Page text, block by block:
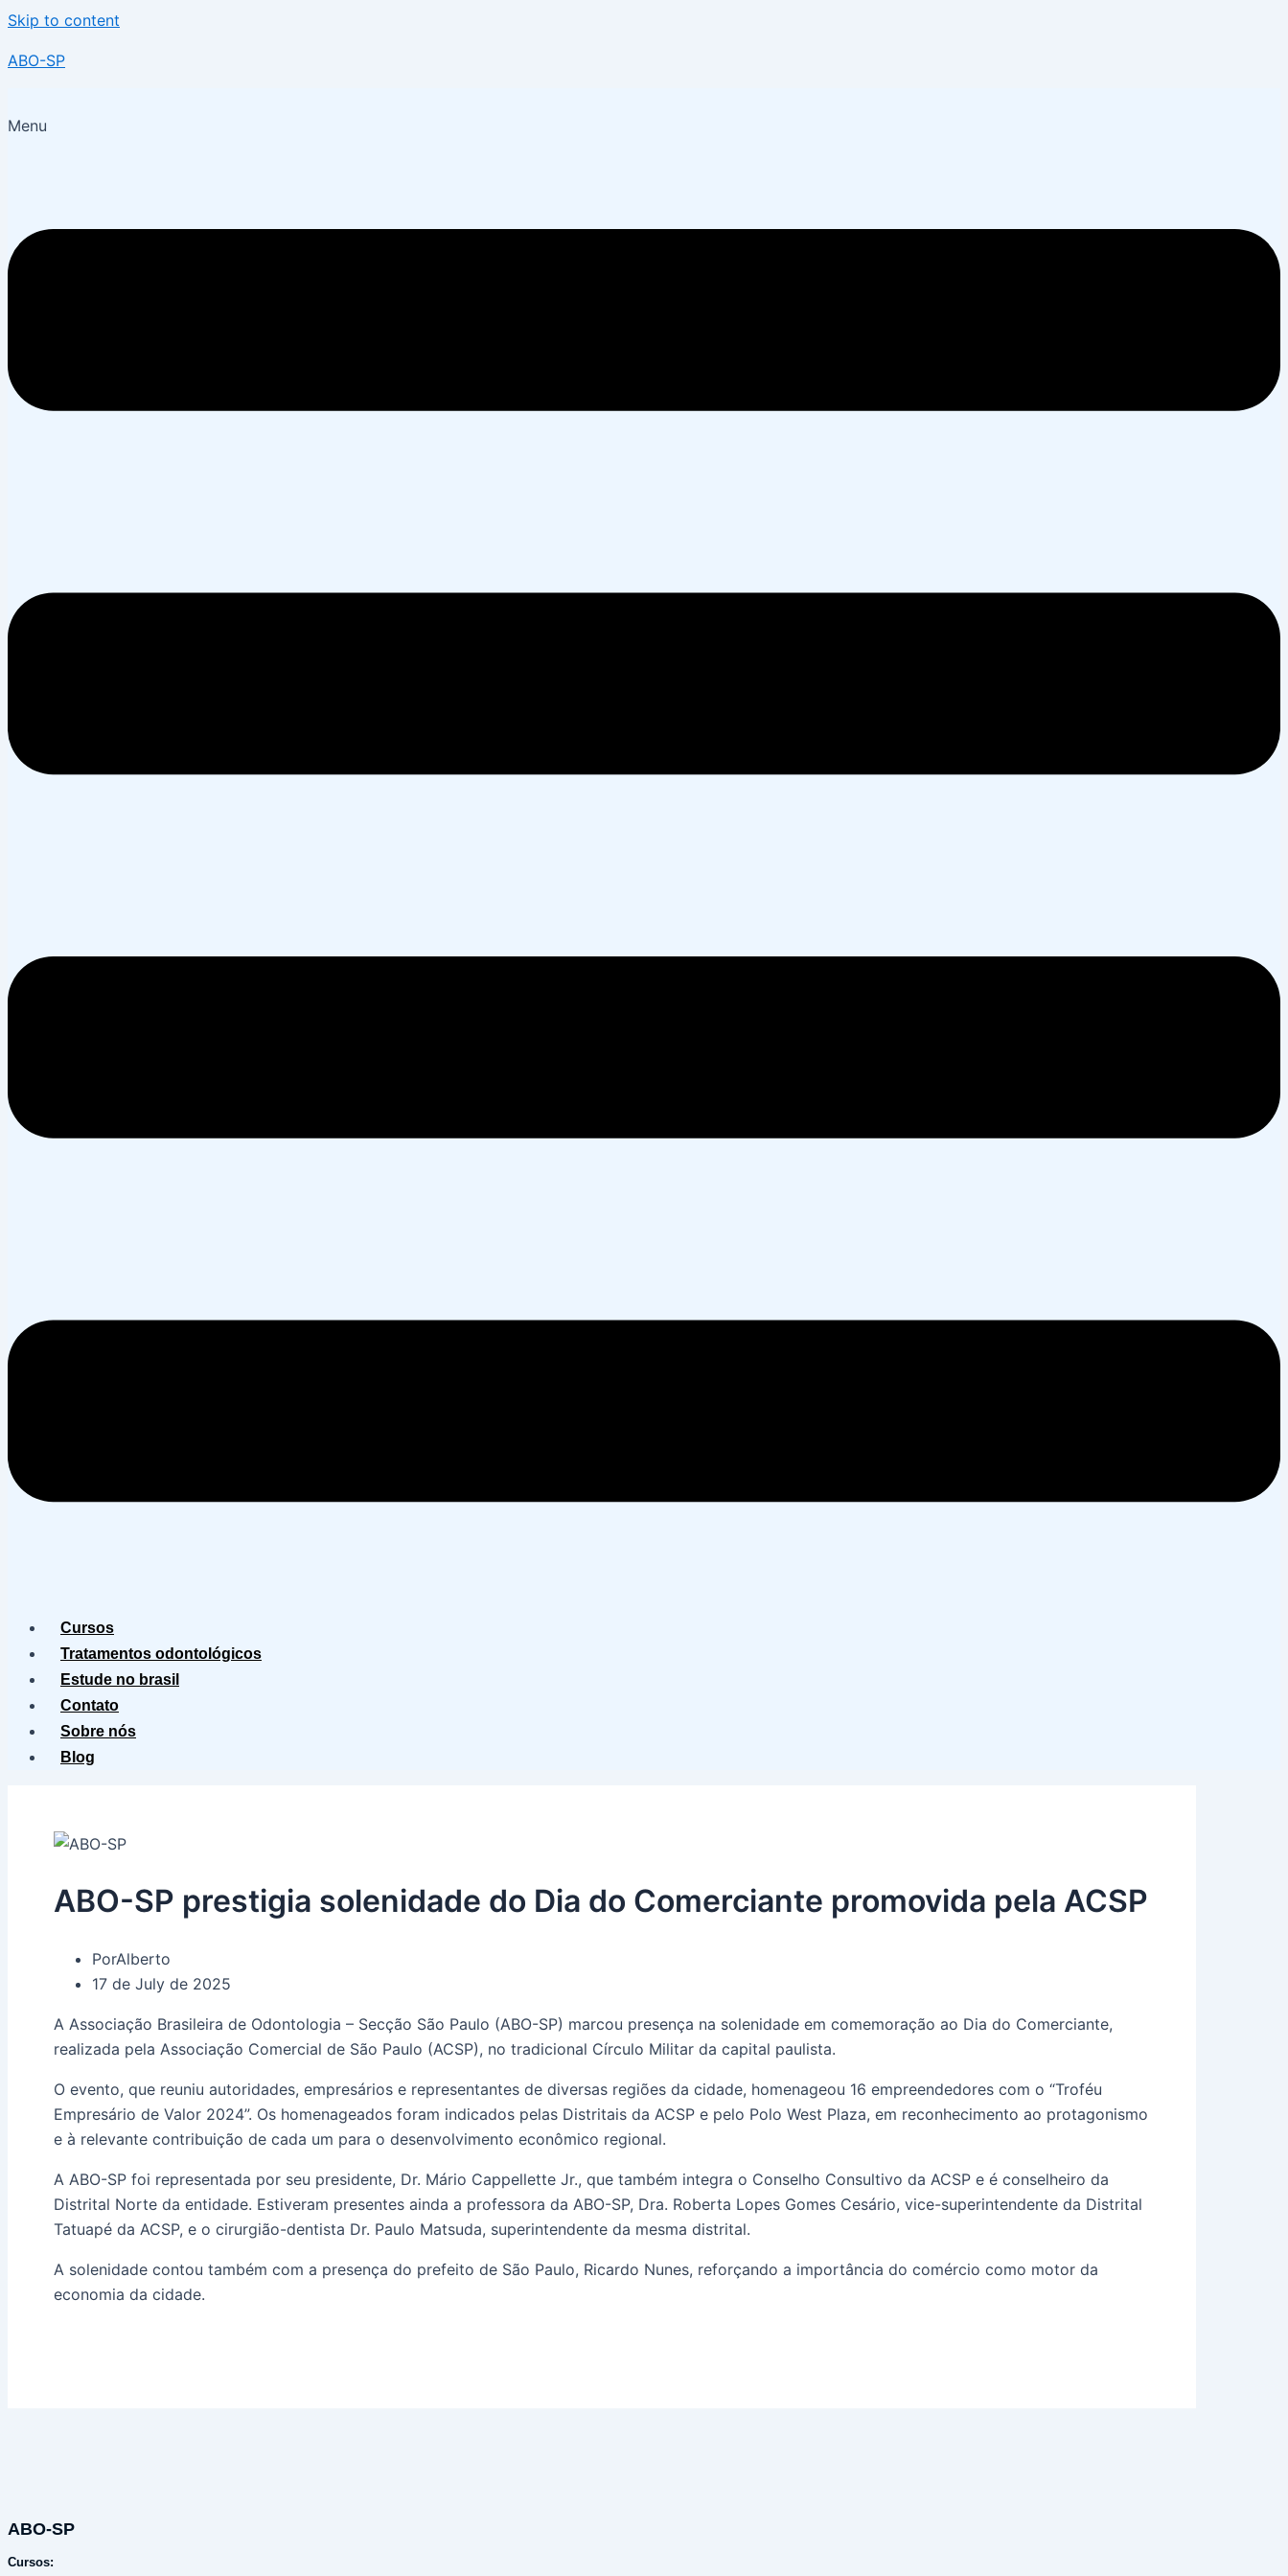
Skip to content
ABO-SP
Menu
Cursos
Tratamentos odontológicos
Estude no brasil
Contato
Sobre nós
Blog
ABO-SP prestigia solenidade do Dia do Comerciante promovida pela ACSP
PorAlberto
17 de July de 2025
A Associação Brasileira de Odontologia – Secção São Paulo (ABO-SP) marcou presença na solenidade em comemoração ao Dia do Comerciante,
realizada pela Associação Comercial de São Paulo (ACSP), no tradicional Círculo Militar da capital paulista.
O evento, que reuniu autoridades, empresários e representantes de diversas regiões da cidade, homenageou 16 empreendedores com o “Troféu
Empresário de Valor 2024”. Os homenageados foram indicados pelas Distritais da ACSP e pelo Polo West Plaza, em reconhecimento ao protagonismo
e à relevante contribuição de cada um para o desenvolvimento econômico regional.
A ABO-SP foi representada por seu presidente, Dr. Mário Cappellette Jr., que também integra o Conselho Consultivo da ACSP e é conselheiro da
Distrital Norte da entidade. Estiveram presentes ainda a professora da ABO-SP, Dra. Roberta Lopes Gomes Cesário, vice-superintendente da Distrital
Tatuapé da ACSP, e o cirurgião-dentista Dr. Paulo Matsuda, superintendente da mesma distrital.
A solenidade contou também com a presença do prefeito de São Paulo, Ricardo Nunes, reforçando a importância do comércio como motor da
economia da cidade.
ABO-SP
Cursos: